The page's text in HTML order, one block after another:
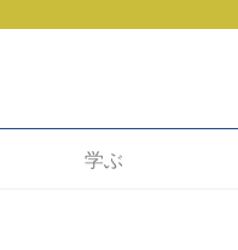
学ぶ